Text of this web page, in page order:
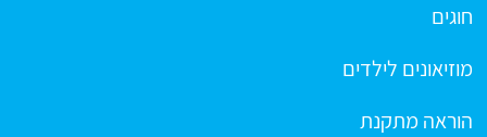
חוגים
מוזיאונים לילדים
הוראה מתקנת